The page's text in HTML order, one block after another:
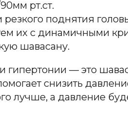
рт.ст.
резкого поднятия
их с динамичными
шавасану.
гипертонии — это
снизить
лучше, а давление